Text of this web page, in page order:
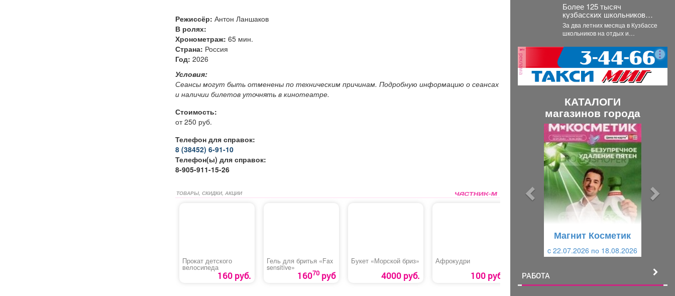
Режиссёр: Антон Ланшаков
В ролях:
Хронометраж: 65 мин.
Страна: Россия
Год: 2026
Условия:
Сеансы могут быть отменены по техническим причинам. Подробную информацию о сеансах
и наличии билетов уточнять в кинотеатре.
Стоимость:
от 250 руб.
Телефон для справок:
8 (38452) 6-91-10
Телефон(ы) для справок:
8-905-911-15-26
ТОВАРЫ, СКИДКИ, АКЦИИ
Прокат детского
велосипеда
160 руб.
Гель для бритья «Fax
sensitive»
16070руб
Букет «Морской бриз»
4000 руб.
Афрокудри
100 руб. для студентов1500 руб.
Более 125 тысяч
кузбасских школьников
уже отдохнули в лагерях,
походах и санаториях
За два летних месяца в Кузбассе
школьников на отдых и
800 организаций....
реклама
КАТАЛОГИ
магазинов города
Магнит Косметик
c 22.07.2026 по 18.08.2026
РАБОТА